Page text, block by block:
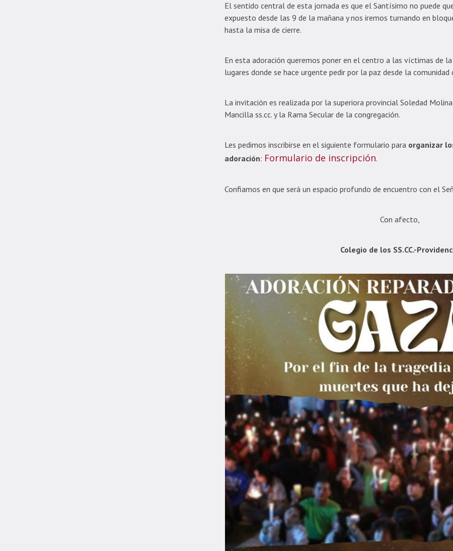
El sentido central de esta jornada es que el Santísimo no puede
expuesto desde las 9 de la mañana y nos iremos turnando en
hasta la misa de cierre.
En esta adoración queremos poner en el centro a las víctimas de
lugares donde se hace urgente pedir por la paz desde la comunidad
La invitación es realizada por la superiora provincial Soledad
Mancilla ss.cc. y la Rama Secular de la congregación.
Les pedimos inscribirse en el siguiente formulario para organizar
adoración: Formulario de inscripción.
Confiamos en que será un espacio profundo de encuentro con el
Con afecto,
Colegio de los SS.CC.-